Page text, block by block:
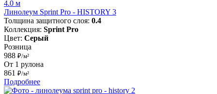
4.0 м
Линолеум Sprint Pro - HISTORY 3
Толщина защитного слоя: 0.4
Коллекция: Sprint Pro
Цвет: Серый
Розница
988 ₽/м²
От 1 рулона
861 ₽/м²
Подробнее